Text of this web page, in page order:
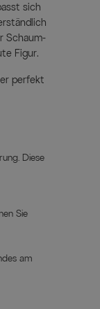
sich
Schaum-
Figur.
perfekt
Diese
Sie
am